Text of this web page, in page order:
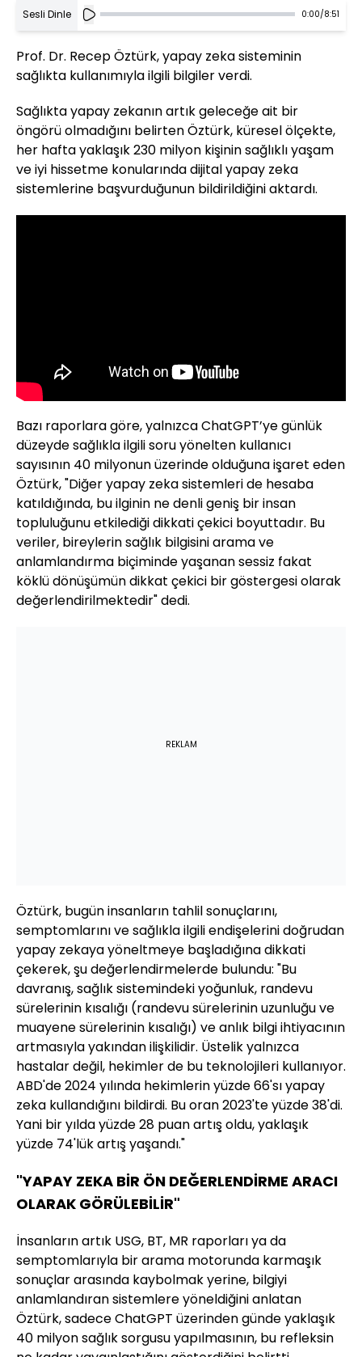
Sesli Dinle 0:00/8:51
Prof. Dr. Recep Öztürk, yapay zeka sisteminin
sağlıkta kullanımıyla ilgili bilgiler verdi.
Sağlıkta yapay zekanın artık geleceğe ait bir
öngörü olmadığını belirten Öztürk, küresel ölçekte,
her hafta yaklaşık 230 milyon kişinin sağlıklı yaşam
ve iyi hissetme konularında dijital yapay zeka
sistemlerine başvurduğunun bildirildiğini aktardı.
Bazı raporlara göre, yalnızca ChatGPT’ye günlük
düzeyde sağlıkla ilgili soru yönelten kullanıcı
sayısının 40 milyonun üzerinde olduğuna işaret eden
Öztürk, "Diğer yapay zeka sistemleri de hesaba
katıldığında, bu ilginin ne denli geniş bir insan
topluluğunu etkilediği dikkati çekici boyuttadır. Bu
veriler, bireylerin sağlık bilgisini arama ve
anlamlandırma biçiminde yaşanan sessiz fakat
köklü dönüşümün dikkat çekici bir göstergesi olarak
değerlendirilmektedir" dedi.
REKLAM
Öztürk, bugün insanların tahlil sonuçlarını,
semptomlarını ve sağlıkla ilgili endişelerini doğrudan
yapay zekaya yöneltmeye başladığına dikkati
çekerek, şu değerlendirmelerde bulundu: "Bu
davranış, sağlık sistemindeki yoğunluk, randevu
sürelerinin kısalığı (randevu sürelerinin uzunluğu ve
muayene sürelerinin kısalığı) ve anlık bilgi ihtiyacının
artmasıyla yakından ilişkilidir. Üstelik yalnızca
hastalar değil, hekimler de bu teknolojileri kullanıyor.
ABD'de 2024 yılında hekimlerin yüzde 66'sı yapay
zeka kullandığını bildirdi. Bu oran 2023'te yüzde 38'di.
Yani bir yılda yüzde 28 puan artış oldu, yaklaşık
yüzde 74'lük artış yaşandı."
"YAPAY ZEKA BİR ÖN DEĞERLENDİRME ARACI
OLARAK GÖRÜLEBİLİR"
İnsanların artık USG, BT, MR raporları ya da
semptomlarıyla bir arama motorunda karmaşık
sonuçlar arasında kaybolmak yerine, bilgiyi
anlamlandıran sistemlere yöneldiğini anlatan
Öztürk, sadece ChatGPT üzerinden günde yaklaşık
40 milyon sağlık sorgusu yapılmasının, bu refleksin